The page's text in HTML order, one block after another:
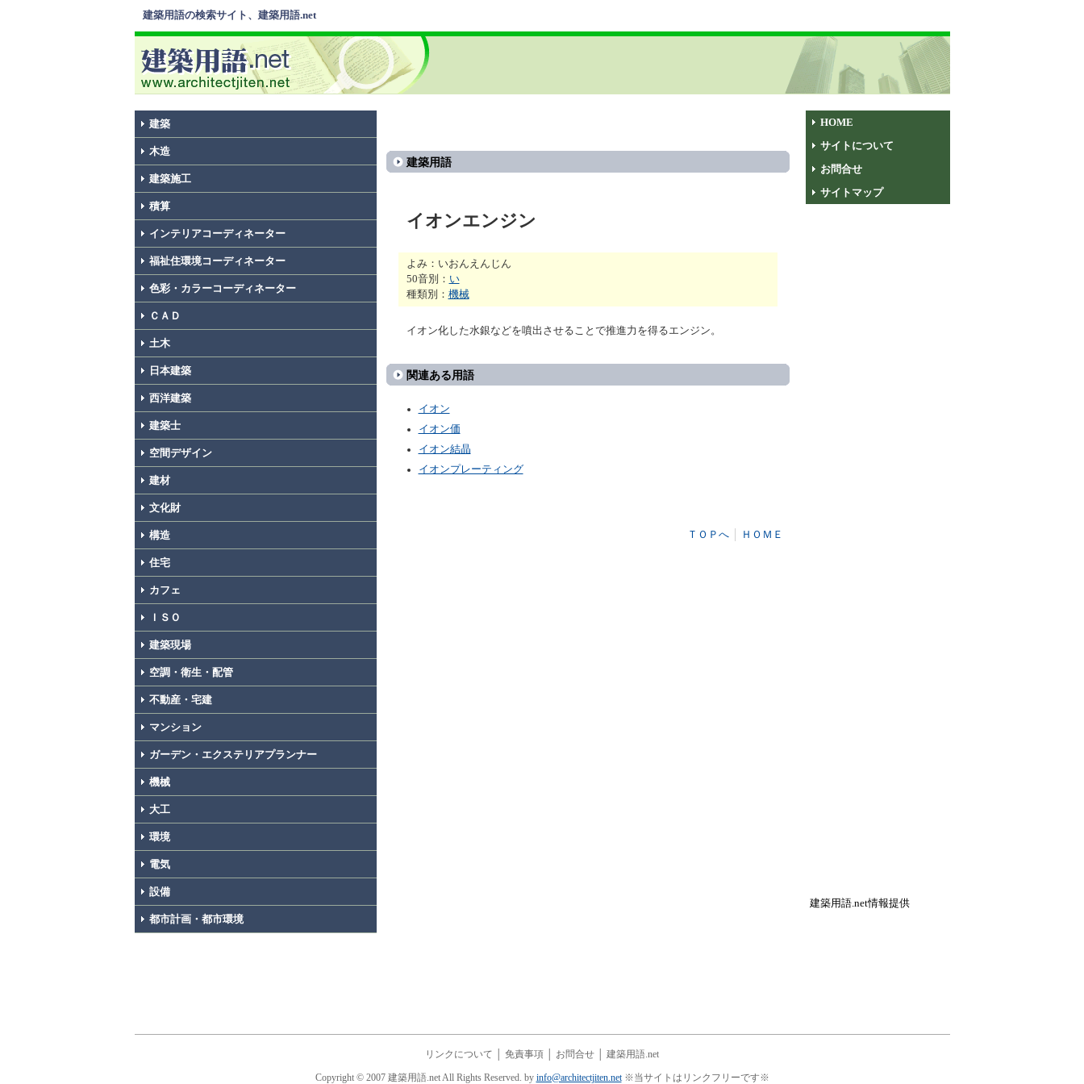
建築用語の検索サイト、建築用語.net
建築
木造
建築施工
積算
インテリアコーディネーター
福祉住環境コーディネーター
色彩・カラーコーディネーター
ＣＡＤ
土木
日本建築
西洋建築
建築士
空間デザイン
建材
文化財
構造
住宅
カフェ
ＩＳＯ
建築現場
空調・衛生・配管
不動産・宅建
マンション
ガーデン・エクステリアプランナー
機械
大工
環境
電気
設備
都市計画・都市環境
建築用語
イオンエンジン
よみ：いおんえんじん
50音別： い
種類別： 機械
イオン化した水銀などを噴出させることで推進力を得るエンジン。
関連ある用語
イオン
イオン価
イオン結晶
イオンプレーティング
ＴＯＰへ│ ＨＯＭＥ
HOME
サイトについて
お問合せ
サイトマップ
建築用語.net情報提供
リンクについて 免責事項 お問合せ 建築用語.net
Copyright © 2007 建築用語.net All Rights Reserved. by info@architectjiten.net※当サイトはリンクフリーです※